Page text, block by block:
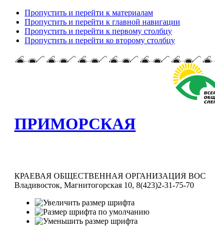
Пропустить и перейти к материалам
Пропустить и перейти к главной навигации
Пропустить и перейти к первому столбцу
Пропустить и перейти ко второму столбцу
ПРИМОРСКАЯ
КРАЕВАЯ ОБЩЕСТВЕННАЯ ОРГАНИЗАЦИЯ ВОС
Владивосток, Магнитогорская 10, 8(423)2-31-75-70